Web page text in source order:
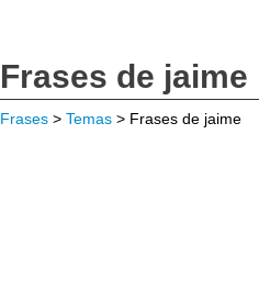
Frases de jaime
Frases > Temas > Frases de jaime